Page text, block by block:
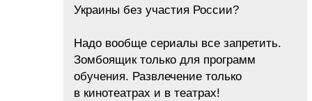
Украины без участия России?
Надо вообще сериалы все запретить.
Зомбоящик только для программ
обучения. Развлечение только
в кинотеатрах и в театрах!